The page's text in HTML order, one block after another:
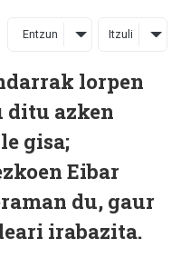
Entzun Itzuli
lorpen
azken
gisa;
Eibar
du, gaur
irabazita.